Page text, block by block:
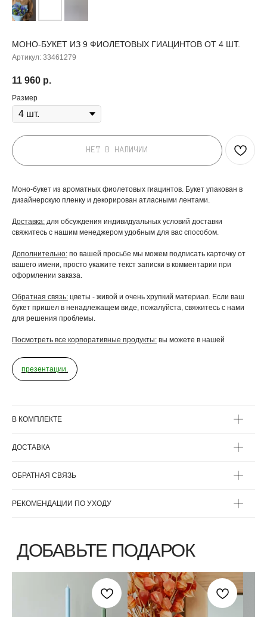
МОНО-БУКЕТ ИЗ 9 ФИОЛЕТОВЫХ ГИАЦИНТОВ ОТ 4 ШТ.
Артикул: 33461279
11 960 р.
Размер
НЕТ В НАЛИЧИИ
Моно-букет из ароматных фиолетовых гиацинтов. Букет упакован в
дизайнерскую пленку и декорирован атласными лентами.
Доставка: для обсуждения индивидуальных условий доставки
свяжитесь с нашим менеджером удобным для вас способом.
Дополнительно: по вашей просьбе мы можем подписать карточку от
вашего имени, просто укажите текст записки в комментарии при
оформлении заказа.
Обратная связь: цветы - живой и очень хрупкий материал. Если ваш
букет пришел в ненадлежащем виде, пожалуйста, свяжитесь с нами
для решения проблемы.
Посмотреть все корпоративные продукты: вы можете в нашей
презентации.
В КОМПЛЕКТЕ
ДОСТАВКА
ОБРАТНАЯ СВЯЗЬ
РЕКОМЕНДАЦИИ ПО УХОДУ
ДОБАВЬТЕ ПОДАРОК